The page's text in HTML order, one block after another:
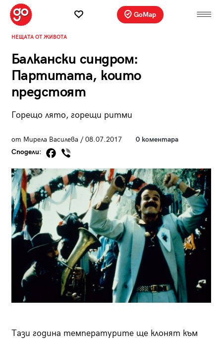
GoMap
НЕЩАТА ОТ ЖИВОТА
Балкански синдром:
Партитата, които
предстоят
Горещо лято, горещи ритми
от Мирела Василева / 08.07.2017
0 коментара
Сподели:
Тази година температурите ще клонят към